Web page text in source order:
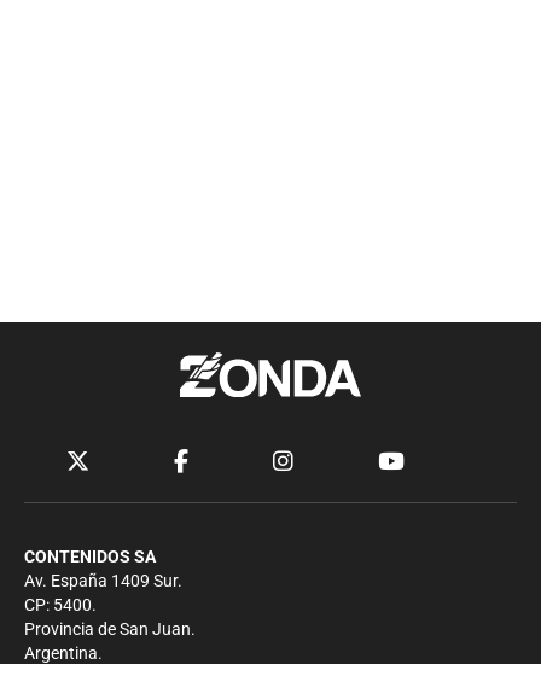
CONTENIDOS SA
Av. España 1409 Sur.
CP: 5400.
Provincia de San Juan.
Argentina.